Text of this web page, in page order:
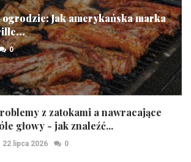
Jak amerykańska marka
0
z zatokami a nawracające
głowy - jak znaleźć...
22 lipca 2026 0